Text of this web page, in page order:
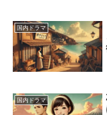
国内ドラマ
国内ドラマ